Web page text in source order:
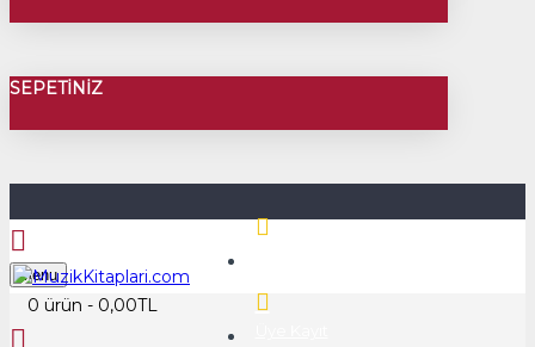
SEPETINIZ
Menu
0 ürün - 0,00TL